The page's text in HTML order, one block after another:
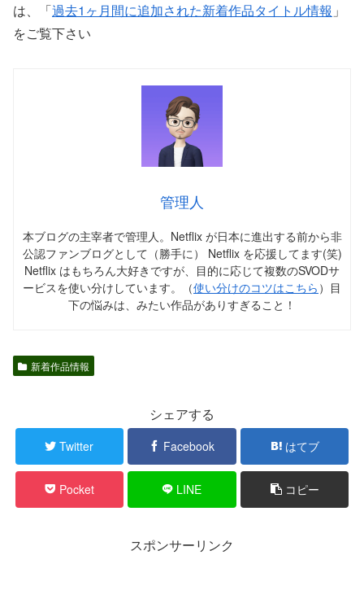
は、「過去1ヶ月間に追加された新着作品タイトル情報 」
をご覧下さい
管理人
本ブログの主宰者で管理人。Netflix が日本に進出する前から非
公認ファンブログとして（勝手に） Netflix を応援してます(笑)
Netflix はもちろん大好きですが、目的に応じて複数のSVODサ
ービスを使い分けしています。（使い分けのコツはこちら ）目
下の悩みは、みたい作品がありすぎること！
新着作品情報
シェアする
Twitter Facebook はてブ
Pocket LINE コピー
スポンサーリンク